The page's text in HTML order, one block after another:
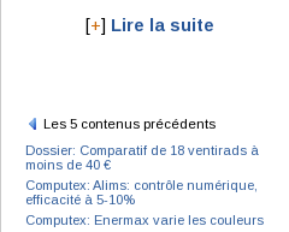
[+] Lire la suite
Les 5 contenus précédents
Dossier: Comparatif de 18 ventirads à
moins de 40 €
Computex: Alims: contrôle numérique,
efficacité à 5-10%
Computex: Enermax varie les couleurs